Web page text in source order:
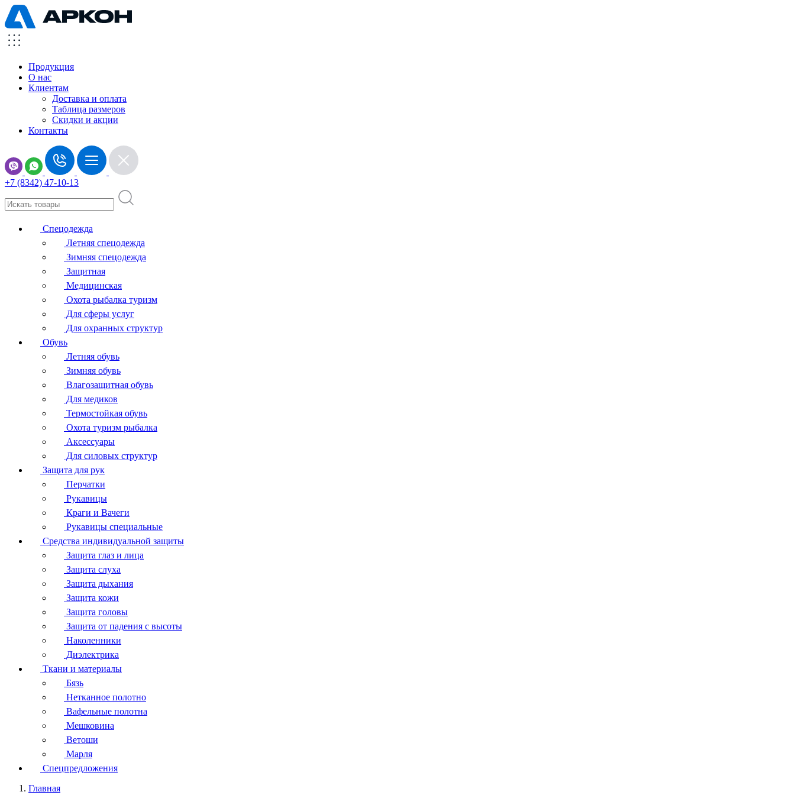
Продукция
О нас
Клиентам
Доставка и оплата
Таблица размеров
Скидки и акции
Контакты
+7 (8342) 47-10-13
Спецодежда
Летняя спецодежда
Зимняя спецодежда
Защитная
Медицинская
Охота рыбалка туризм
Для сферы услуг
Для охранных структур
Обувь
Летняя обувь
Зимняя обувь
Влагозащитная обувь
Для медиков
Термостойкая обувь
Охота туризм рыбалка
Аксессуары
Для силовых структур
Защита для рук
Перчатки
Рукавицы
Краги и Вачеги
Рукавицы специальные
Средства индивидуальной защиты
Защита глаз и лица
Защита слуха
Защита дыхания
Защита кожи
Защита головы
Защита от падения с высоты
Наколенники
Диэлектрика
Ткани и материалы
Бязь
Нетканное полотно
Вафельные полотна
Мешковина
Ветоши
Марля
Спецпредложения
Главная